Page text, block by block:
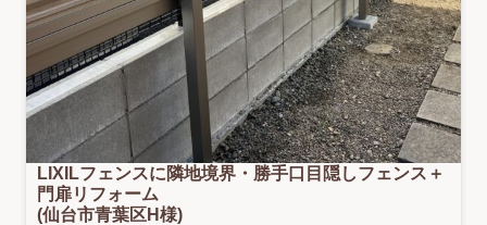
LIXILフェンスに隣地境界・勝手口目隠しフェンス＋
門扉リフォーム
(仙台市青葉区H様)